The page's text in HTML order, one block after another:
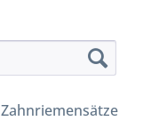
Zahnriemensätze